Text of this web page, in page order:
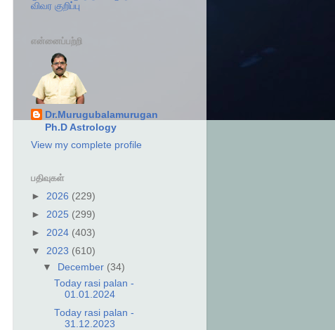
விவர குறிப்பு
என்னைப்பற்றி
Dr.Murugubalamurugan
Ph.D Astrology
View my complete profile
பதிவுகள்
► 2026 (229)
► 2025 (299)
► 2024 (403)
▼ 2023 (610)
▼
December (34)
Today rasi palan -
01.01.2024
Today rasi palan -
31.12.2023